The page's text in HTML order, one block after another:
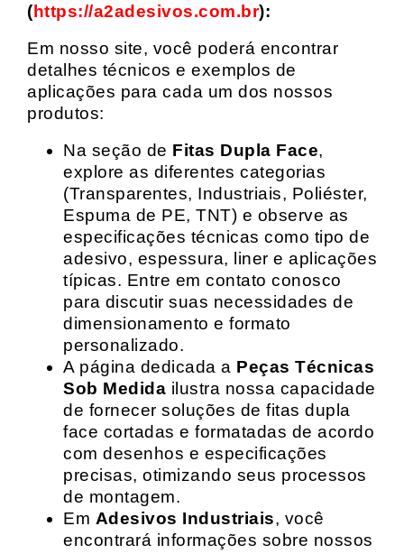
(https://a2adesivos.com.br):
Em nosso site, você poderá encontrar
detalhes técnicos e exemplos de
aplicações para cada um dos nossos
produtos:
Na seção de Fitas Dupla Face,
explore as diferentes categorias
(Transparentes, Industriais, Poliéster,
Espuma de PE, TNT) e observe as
especificações técnicas como tipo de
adesivo, espessura, liner e aplicações
típicas. Entre em contato conosco
para discutir suas necessidades de
dimensionamento e formato
personalizado.
A página dedicada a Peças Técnicas
Sob Medida ilustra nossa capacidade
de fornecer soluções de fitas dupla
face cortadas e formatadas de acordo
com desenhos e especificações
precisas, otimizando seus processos
de montagem.
Em Adesivos Industriais, você
encontrará informações sobre nossos